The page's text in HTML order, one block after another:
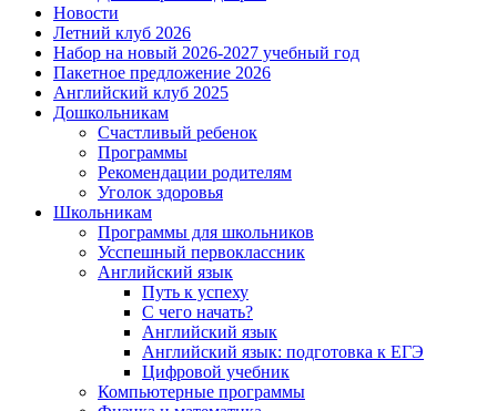
Новости
Летний клуб 2026
Набор на новый 2026-2027 учебный год
Пакетное предложение 2026
Английский клуб 2025
Дошкольникам
Счастливый ребенок
Программы
Рекомендации родителям
Уголок здоровья
Школьникам
Программы для школьников
Усспешный первоклассник
Английский язык
Путь к успеху
С чего начать?
Английский язык
Английский язык: подготовка к ЕГЭ
Цифровой учебник
Компьютерные программы